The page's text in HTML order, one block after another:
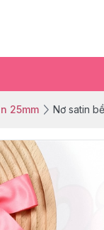
25mm Nơ satin